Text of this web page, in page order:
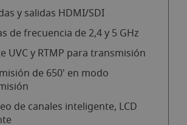
y salidas HDMI/SDI
de frecuencia de 2,4 y 5 GHz
UVC y RTMP para transmisión
de 650' en modo
de canales inteligente, LCD